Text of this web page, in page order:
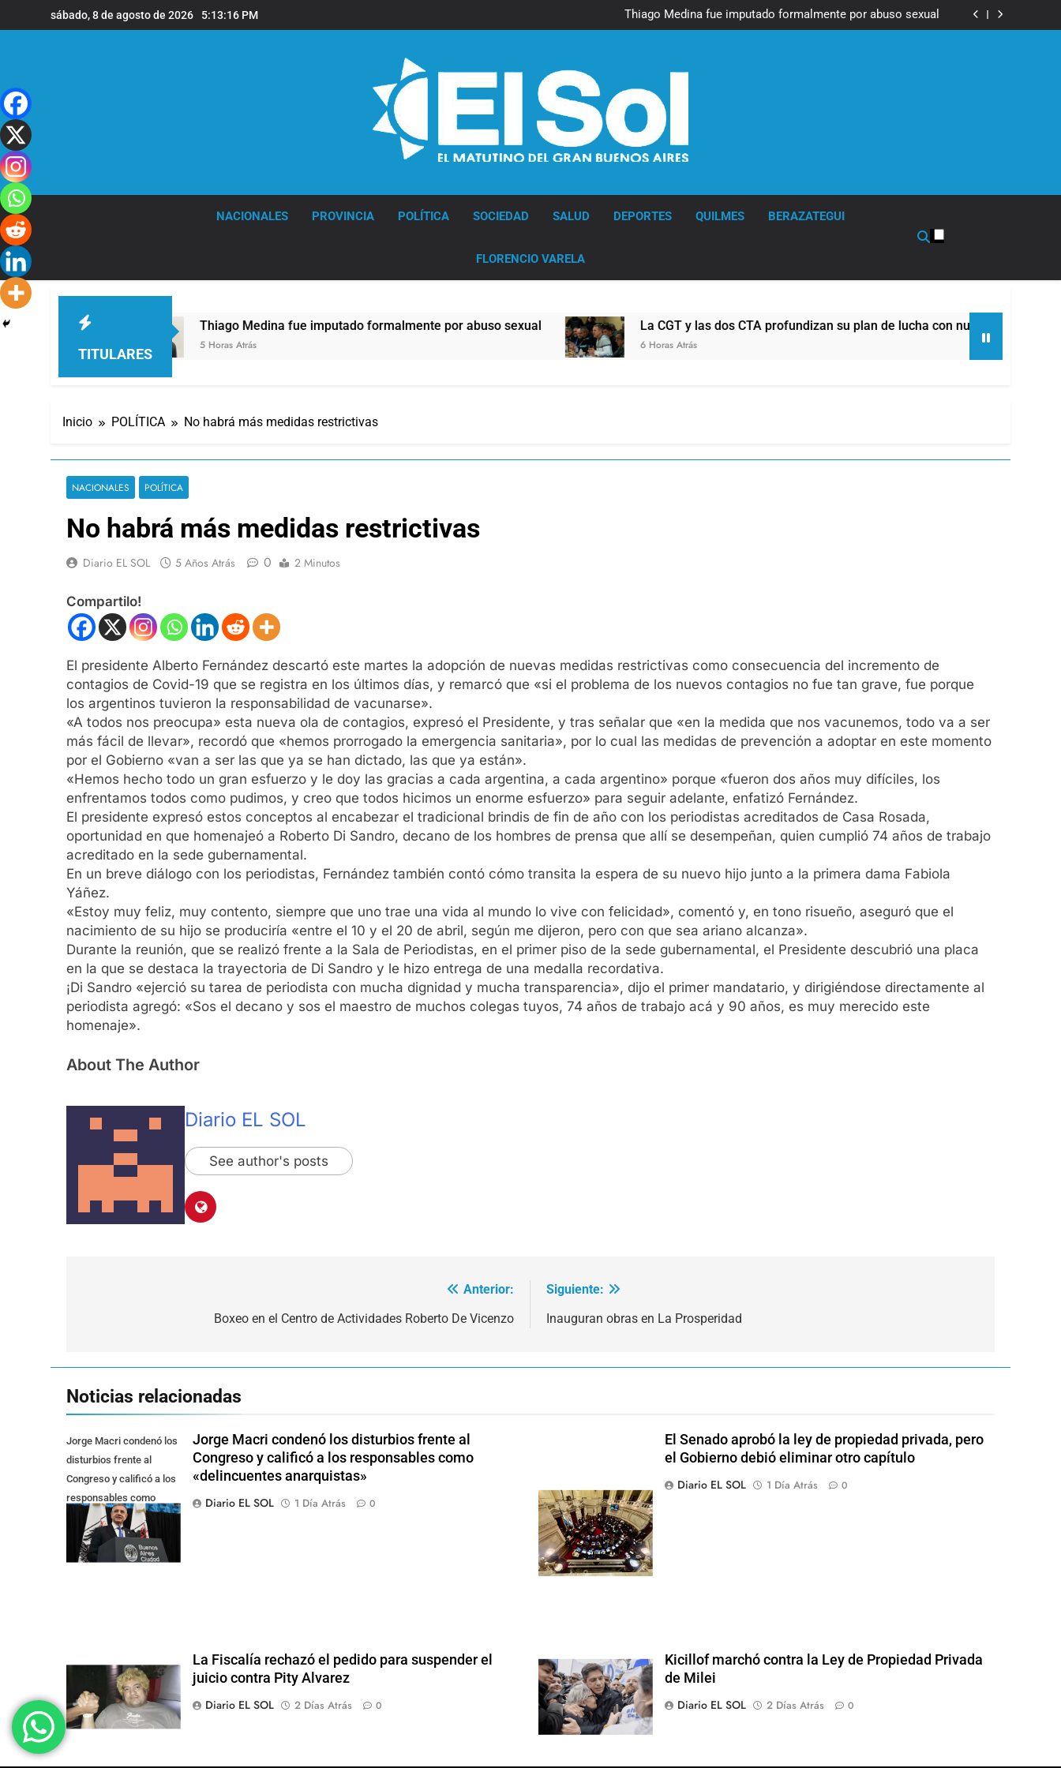
al
sábado, 8 de agosto de 2026 5:13:17 PM
Thiago Medina fue imputado formalmente por abuso sexual
La CGT y las dos CTA profundizan su plan de lucha con nuevas marchas
La CGT y las dos CTA profundizan su plan de lucha con nuevas marchas
NACIONALES PROVINCIA POLÍTICA SOCIEDAD SALUD DEPORTES QUILMES BERAZATEGUI
FLORENCIO VARELA
TITULARES
años Thiago Medina fue imputado formalmente por abuso sexual
5 Horas Atrás
La CGT y las dos CTA profundizan su plan de lucha con nuevas marchas contra el
6 Horas Atrás
Inicio POLÍTICA No habrá más medidas restrictivas
NACIONALES POLÍTICA
No habrá más medidas restrictivas
Diario EL SOL 5 Años Atrás 0 2 Minutos
Compartilo!
El presidente Alberto Fernández descartó este martes la adopción de nuevas medidas restrictivas como consecuencia del incremento de
contagios de Covid-19 que se registra en los últimos días, y remarcó que «si el problema de los nuevos contagios no fue tan grave, fue porque
los argentinos tuvieron la responsabilidad de vacunarse».
«A todos nos preocupa» esta nueva ola de contagios, expresó el Presidente, y tras señalar que «en la medida que nos vacunemos, todo va a ser
más fácil de llevar», recordó que «hemos prorrogado la emergencia sanitaria», por lo cual las medidas de prevención a adoptar en este momento
por el Gobierno «van a ser las que ya se han dictado, las que ya están».
«Hemos hecho todo un gran esfuerzo y le doy las gracias a cada argentina, a cada argentino» porque «fueron dos años muy difíciles, los
enfrentamos todos como pudimos, y creo que todos hicimos un enorme esfuerzo» para seguir adelante, enfatizó Fernández.
El presidente expresó estos conceptos al encabezar el tradicional brindis de fin de año con los periodistas acreditados de Casa Rosada,
oportunidad en que homenajeó a Roberto Di Sandro, decano de los hombres de prensa que allí se desempeñan, quien cumplió 74 años de trabajo
acreditado en la sede gubernamental.
En un breve diálogo con los periodistas, Fernández también contó cómo transita la espera de su nuevo hijo junto a la primera dama Fabiola
Yáñez.
«Estoy muy feliz, muy contento, siempre que uno trae una vida al mundo lo vive con felicidad», comentó y, en tono risueño, aseguró que el
nacimiento de su hijo se produciría «entre el 10 y el 20 de abril, según me dijeron, pero con que sea ariano alcanza».
Durante la reunión, que se realizó frente a la Sala de Periodistas, en el primer piso de la sede gubernamental, el Presidente descubrió una placa
en la que se destaca la trayectoria de Di Sandro y le hizo entrega de una medalla recordativa.
¡Di Sandro «ejerció su tarea de periodista con mucha dignidad y mucha transparencia», dijo el primer mandatario, y dirigiéndose directamente al
periodista agregó: «Sos el decano y sos el maestro de muchos colegas tuyos, 74 años de trabajo acá y 90 años, es muy merecido este
homenaje».
About The Author
Diario EL SOL
See author's posts
Anterior:
Boxeo en el Centro de Actividades Roberto De Vicenzo
Siguiente:
Inauguran obras en La Prosperidad
Noticias relacionadas
Jorge Macri condenó los
disturbios frente al
Congreso y calificó a los
responsables como
"delincuentes
anarquistas"
Jorge Macri condenó los disturbios frente al
Congreso y calificó a los responsables como
«delincuentes anarquistas»
Diario EL SOL
1 Día Atrás 0
El Senado aprobó la ley de propiedad privada, pero
el Gobierno debió eliminar otro capítulo
Diario EL SOL
1 Día Atrás 0
La Fiscalía rechazó el pedido para suspender el
juicio contra Pity Alvarez
Diario EL SOL
2 Días Atrás 0
Kicillof marchó contra la Ley de Propiedad Privada
de Milei
Diario EL SOL
2 Días Atrás 0